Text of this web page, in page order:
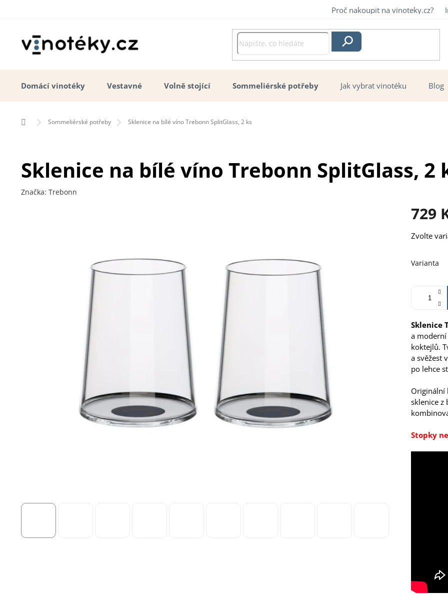
Proč nakoupit na vinoteky.cz?
Hledat
Domácí vinotéky Vestavné Volně stojící Sommeliérské potřeby Jak vybrat vinotéku Blog
Domů Sommeliérské potřeby Sklenice na bílé víno Trebonn SplitGlass, 2 ks
Sklenice na bílé víno Trebonn SplitGlass, 2
Značka: Trebonn
729
Měrná
cena:
Zvolte
Varianta
Sklenice
a
koktejlů.
a svěžest
po lehce
Originální
sklenice z
Stopky